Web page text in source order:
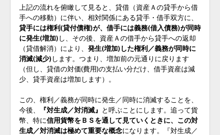
上記の流れを俯瞰して見ると、貸借（資産Ａの貸手から借
手への移動）に伴い、相対関係にある貸手・借手双方に、
貸手には権利(貸付債権)が、借手には義務(借入債務)が同時
に発生(増加) し、その後、資産Ａの借手から貸手への返却
（貸借解消）により、 発生(増加)した権利／義務が同時に
消滅(減少) します。つまり、増加前の元通りに戻ります
（但し、貸借の対価(費用)の支払い分だけ、借手資産は減
少、貸手資産は増加します）。
この、権利／義務が同時に発生／同時に消滅することを、
今後、
『対生成／対消滅』 と呼ぶことにします。追って貨
幣、特に信用貨幣をＢＳを通して見ていくときに、この対
生成／対消滅は極めて重要な概念になります。『対生成／